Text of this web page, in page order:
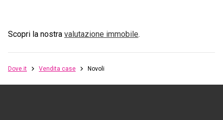
Scopri la nostra valutazione immobile.
Dove.it Vendita case Novoli